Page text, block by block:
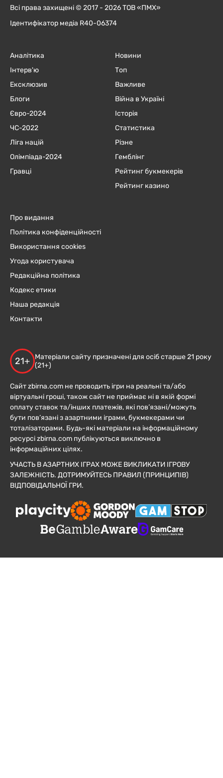
Всі права захищені © 2017 - 2026 ТОВ «ПМХ»
Ідентифікатор медіа R40-06374
Аналітика
Інтерв'ю
Ексклюзив
Блоги
Євро-2024
ЧC-2022
Ліга націй
Олімпіада-2024
Гравці
Новини
Топ
Важливе
Війна в Україні
Історія
Статистика
Різне
Гемблінг
Рейтинг букмекерів
Рейтинг казино
Про видання
Політика конфіденційності
Використання cookies
Угода користувача
Редакційна політика
Кодекс етики
Наша редакція
Контакти
21+
Матеріали сайту призначені для осіб старше 21 року
(21+)
Сайт zbirna.com не проводить ігри на реальні та/або
віртуальні гроші, також сайт не приймає ні в якій формі
оплату ставок та/інших платежів, які пов’язані/можуть
бути пов’язані з азартними іграми, букмекерами чи
тоталізаторами. Будь-які матеріали на інформаційному
ресурсі zbirna.com публікуються виключно в
інформаційних цілях.
УЧАСТЬ В АЗАРТНИХ ІГРАХ МОЖЕ ВИКЛИКАТИ ІГРОВУ
ЗАЛЕЖНІСТЬ. ДОТРИМУЙТЕСЬ ПРАВИЛ (ПРИНЦИПІВ)
ВІДПОВІДАЛЬНОЇ ГРИ.